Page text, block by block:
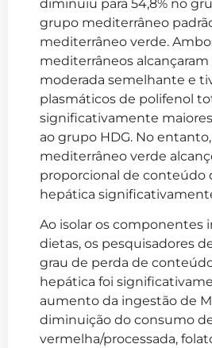
diminuiu para 54,8% no
grupo mediterrâneo
mediterrâneo verde.
mediterrâneos
moderada semelhante e
plasmáticos de polifenol
significativamente
ao grupo HDG. No
mediterrâneo verde
proporcional de conteúdo
hepática
Ao isolar os componentes
dietas, os pesquisadores
grau de perda de
hepática foi
aumento da ingestão de
diminuição do consumo
vermelha/processada,